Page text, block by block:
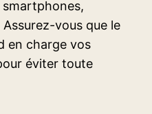
vous que le
en charge vos
éviter toute